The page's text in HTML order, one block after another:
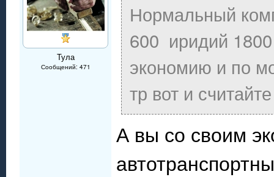
Тула
Сообщений: 471
Нормальный
600 иридий
экономию и по
тр вот и
А вы со своим